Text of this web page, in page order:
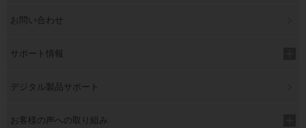
お問い合わせ
サポート情報
デジタル製品サポート
お客様の声への取り組み